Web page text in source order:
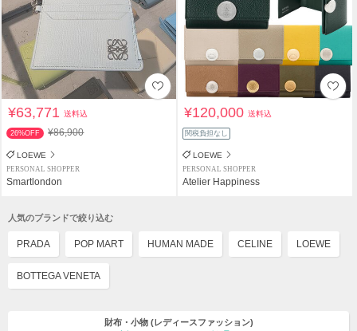
¥63,771送料込
26%OFF ¥86,900
LOEWE
PERSONAL SHOPPER
Smartlondon
¥120,000送料込
関税負担なし
LOEWE
PERSONAL SHOPPER
Atelier Happiness
人気のブランドで絞り込む
PRADA POP MART HUMAN MADE CELINE LOEWE
BOTTEGA VENETA
財布・小物 (レディースファッション)